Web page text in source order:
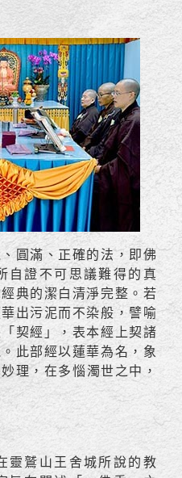
圓滿、正確的法，即佛
自證不可思議難得的真
典的潔白清淨完整。若
出污泥而不染般，譬喻
契經」，表本經上契諸
此部經以蓮華為名，象
理，在多惱濁世之中，
靈鷲山王舍城所說的教